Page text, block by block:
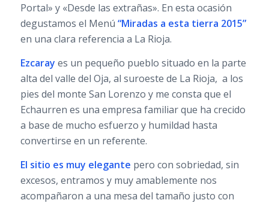
Portal» y «Desde las extrañas». En esta ocasión
degustamos el Menú “Miradas a esta tierra 2015”
en una clara referencia a La Rioja.
Ezcaray es un pequeño pueblo situado en la parte
alta del valle del Oja, al suroeste de La Rioja, a los
pies del monte San Lorenzo y me consta que el
Echaurren es una empresa familiar que ha crecido
a base de mucho esfuerzo y humildad hasta
convertirse en un referente.
El sitio es muy elegante pero con sobriedad, sin
excesos, entramos y muy amablemente nos
acompañaron a una mesa del tamaño justo con